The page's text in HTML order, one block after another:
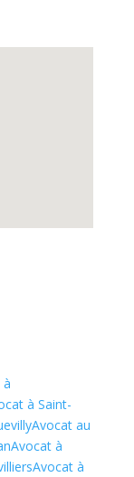
à Saint-
Avocat au
Avocat à
Avocat à